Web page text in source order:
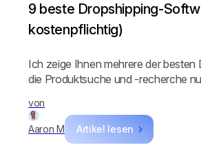
von
Aaron M Artikel lesen
9 beste Dropshipping-
kostenpflichtig)
Ich zeige Ihnen mehrere der
die Produktsuche und -recherche